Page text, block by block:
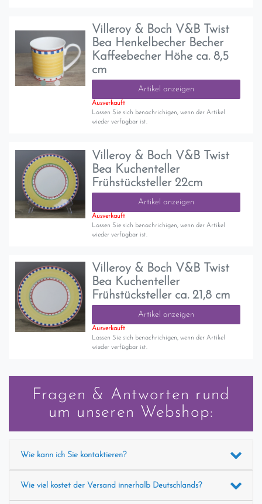
Villeroy & Boch V&B Twist
Bea Henkelbecher Becher
Kaffeebecher Höhe ca. 8,5
cm
Artikel anzeigen
Ausverkauft
Lassen Sie sich benachrichigen, wenn der Artikel
wieder verfügbar ist.
Villeroy & Boch V&B Twist
Bea Kuchenteller
Frühstücksteller 22cm
Artikel anzeigen
Ausverkauft
Lassen Sie sich benachrichigen, wenn der Artikel
wieder verfügbar ist.
Villeroy & Boch V&B Twist
Bea Kuchenteller
Frühstücksteller ca. 21,8 cm
Artikel anzeigen
Ausverkauft
Lassen Sie sich benachrichigen, wenn der Artikel
wieder verfügbar ist.
Fragen & Antworten rund
um unseren Webshop:
Wie kann ich Sie kontaktieren?
Wie viel kostet der Versand innerhalb Deutschlands?